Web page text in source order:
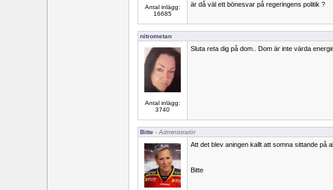
Antal inlägg:
16685
är då väl ett bönesvar på regeringens politik ?
nitrometan
Antal inlägg:
3740
Sluta reta dig på dom.. Dom är inte värda
Bitte - Administratör
Att det blev aningen kallt att somna sittande på
Bitte